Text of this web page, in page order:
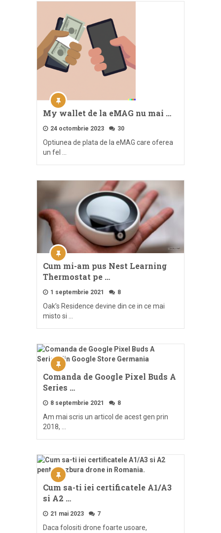
My wallet de la eMAG nu mai …
24 octombrie 2023 30
Optiunea de plata de la eMAG care oferea
un fel …
Cum mi-am pus Nest Learning
Thermostat pe …
1 septembrie 2021 8
Oak’s Residence devine din ce in ce mai
misto si …
Comanda de Google Pixel Buds A
Series …
8 septembrie 2021 8
Am mai scris un articol de acest gen prin
2018, …
Cum sa-ti iei certificatele A1/A3
si A2 …
21 mai 2023 7
Daca folositi drone foarte usoare,